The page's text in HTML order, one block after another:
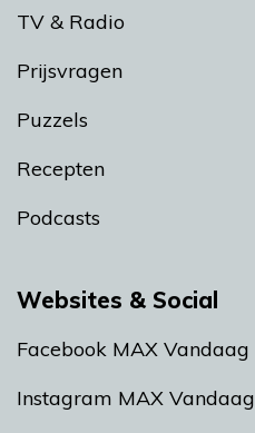
TV & Radio
Prijsvragen
Puzzels
Recepten
Podcasts
Websites & Social
Facebook MAX Vandaag
Instagram MAX Vandaag